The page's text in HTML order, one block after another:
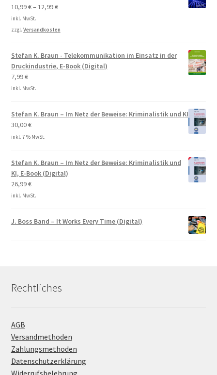
10,99€– 12,99€
inkl. MwSt.
zzgl. Versandkosten
Stefan K. Braun - Telekommunikation im Einsatz in der
Druckindustrie, E-Book (Digital)
7,99€
inkl. MwSt.
Stefan K. Braun – Im Netz der Beweise: Kriminalistik und KI
30,00€
inkl. 7 % MwSt.
Stefan K. Braun – Im Netz der Beweise: Kriminalistik und
KI, E-Book (Digital)
26,99€
inkl. MwSt.
J. Boss Band – It Works Every Time (Digital)
Rechtliches
AGB
Versandmethoden
Zahlungsmethoden
Datenschutzerklärung
Widerrufsbelehrung